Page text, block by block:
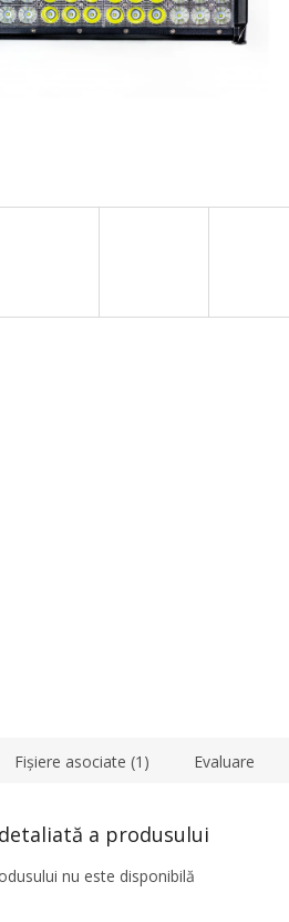
Fişiere asociate (1) Evaluare
a produsului
nu este disponibilă